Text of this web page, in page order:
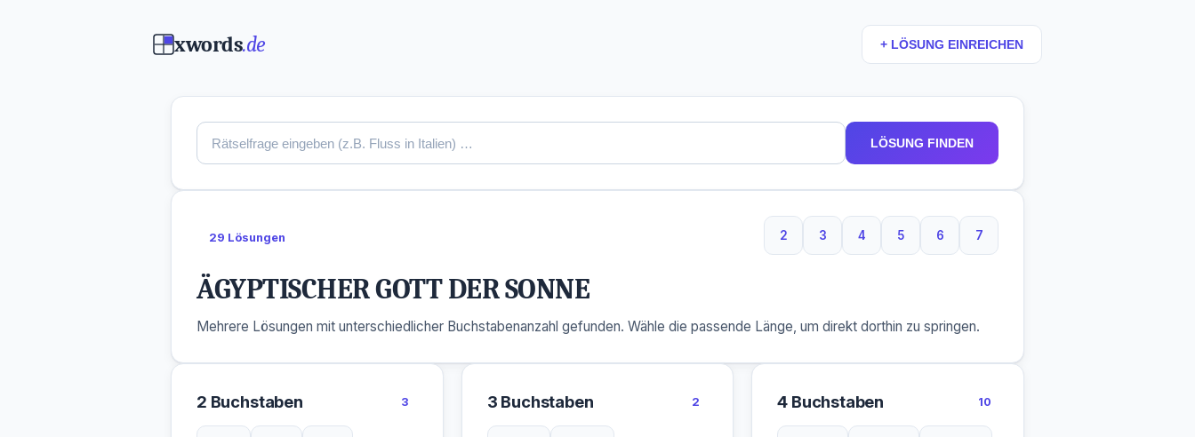
xwords.de + LÖSUNG EINREICHEN
LÖSUNG FINDEN
29 Lösungen 2
2 Buchstaben
3
3 Buchstaben
4
4 Buchstaben
5
5 Buchstaben
6
6 Buchstaben
7
7 Buchstaben
ÄGYPTISCHER GOTT DER SONNE
Mehrere Lösungen mit unterschiedlicher Buchstabenanzahl gefunden. Wähle die passende Länge, um direkt dorthin zu springen.
2 Buchstaben 3 3 Buchstaben 2 4 Buchstaben 10